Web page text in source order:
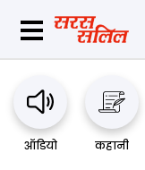
ऑडियो कहानी